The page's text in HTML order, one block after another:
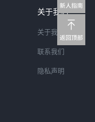
关于我们
关于我们
联系我们
隐私声明